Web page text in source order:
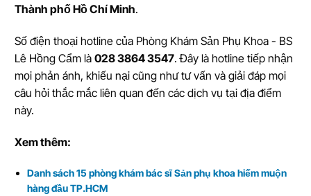
Thành phố Hồ Chí Minh.
Số điện thoại hotline của Phòng Khám Sản Phụ Khoa - BS
Lê Hồng Cẩm là 028 3864 3547. Đây là hotline tiếp nhận
mọi phản ánh, khiếu nại cũng như tư vấn và giải đáp mọi
câu hỏi thắc mắc liên quan đến các dịch vụ tại địa điểm
này.
Xem thêm:
Danh sách 15 phòng khám bác sĩ Sản phụ khoa hiếm muộn
hàng đầu TP.HCM